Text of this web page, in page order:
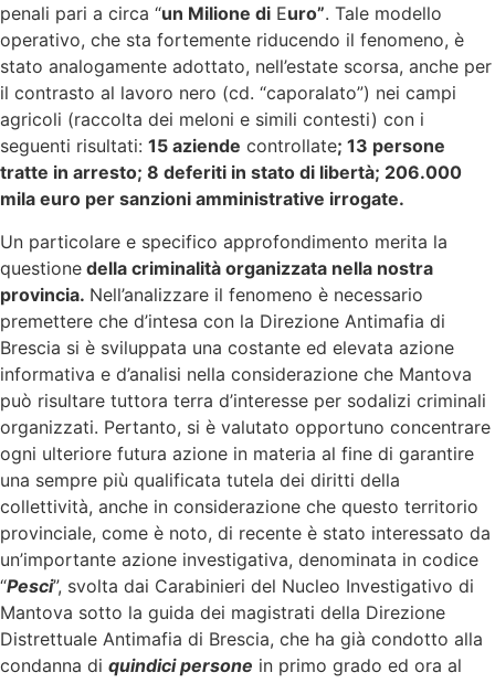
penali pari a circa “un Milione di Euro”. Tale modello
operativo, che sta fortemente riducendo il fenomeno, è
stato analogamente adottato, nell’estate scorsa, anche per
il contrasto al lavoro nero (cd. “caporalato”) nei campi
agricoli (raccolta dei meloni e simili contesti) con i
seguenti risultati: 15 aziende controllate; 13 persone
tratte in arresto; 8 deferiti in stato di libertà; 206.000
mila euro per sanzioni amministrative irrogate.
Un particolare e specifico approfondimento merita la
questione della criminalità organizzata nella nostra
provincia. Nell’analizzare il fenomeno è necessario
premettere che d’intesa con la Direzione Antimafia di
Brescia si è sviluppata una costante ed elevata azione
informativa e d’analisi nella considerazione che Mantova
può risultare tuttora terra d’interesse per sodalizi criminali
organizzati. Pertanto, si è valutato opportuno concentrare
ogni ulteriore futura azione in materia al fine di garantire
una sempre più qualificata tutela dei diritti della
collettività, anche in considerazione che questo territorio
provinciale, come è noto, di recente è stato interessato da
un’importante azione investigativa, denominata in codice
“Pesci”, svolta dai Carabinieri del Nucleo Investigativo di
Mantova sotto la guida dei magistrati della Direzione
Distrettuale Antimafia di Brescia, che ha già condotto alla
condanna di quindici persone in primo grado ed ora al